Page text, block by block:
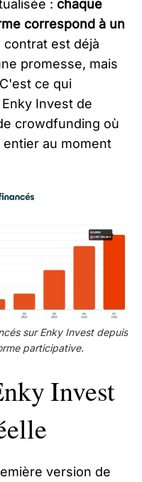
: chaque
correspond à un
contrat est déjà
promesse, mais
ce qui
Invest de
crowdfunding où
au moment
sur Enky Invest depuis
participative.
Invest
version de